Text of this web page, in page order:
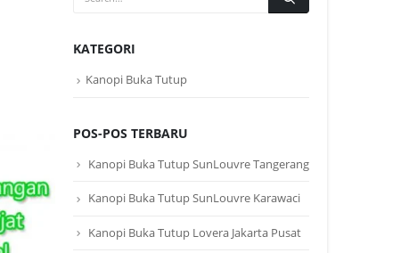
KATEGORI
Kanopi Buka Tutup
POS-POS TERBARU
Kanopi Buka Tutup SunLouvre Tangerang
Kanopi Buka Tutup SunLouvre Karawaci
Kanopi Buka Tutup Lovera Jakarta Pusat